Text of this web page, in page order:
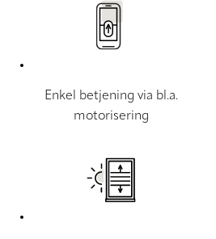
Enkel betjening via bl.a.
motorisering